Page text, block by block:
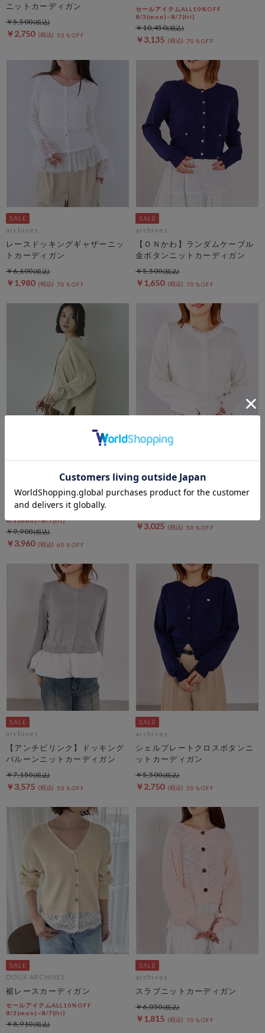
ニットカーディガン
￥2,750 50％OFF
￥5,500
セールアイテムALL10%OFF
8/3(mon)~8/7(fri)
￥3,135 70％OFF
￥10,450
archives
レースドッキングギャザーニッ
トカーディガン
￥1,980 70％OFF
￥6,600
archives
【ＯＮかわ】ランダムケーブル
金ボタンニットカーディガン
￥1,650 70％OFF
￥5,500
DOUX ARCHIVES
ゴム編みサイドスリットカーデ
ィガン
セールアイテムALL10%OFF
8/3(mon)~8/7(fri)
￥3,960 60％OFF
￥9,900
archives
レースレイヤードニットカーデ
ィガン
￥3,025 50％OFF
archives
【アンチピリンク】ドッキング
バルーンニットカーディガン
￥3,575 50％OFF
￥7,150
archives
シェルプレートクロスボタンニ
ットカーディガン
￥2,750 50％OFF
￥5,500
DOUX ARCHIVES
裾レースカーディガン
セールアイテムALL10%OFF
8/3(mon)~8/7(fri)
￥8,910
archives
スラブニットカーディガン
￥1,815 70％OFF
￥6,050